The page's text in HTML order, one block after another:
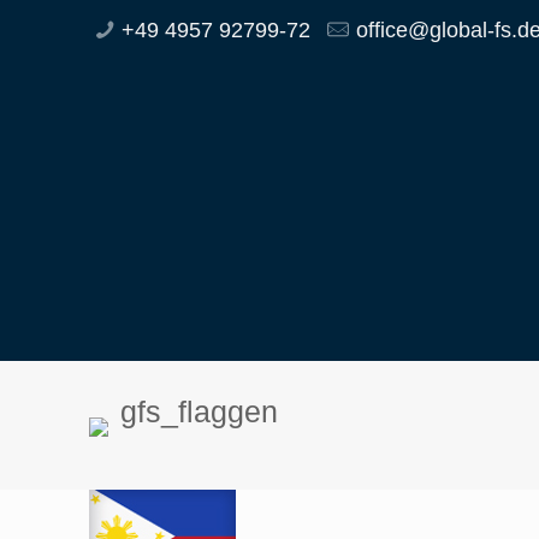
+49 4957 92799-72 office@global-
gfs_flaggen